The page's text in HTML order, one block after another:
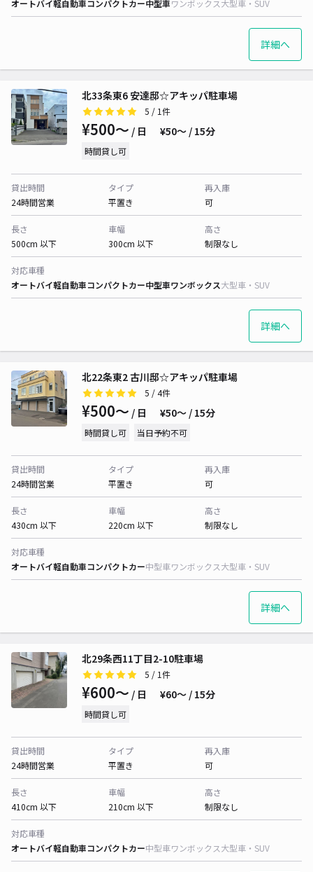
オートバイ軽自動車コンパクトカー中型車ワンボックス大型車・SUV
詳細へ
北33条東6 安達邸☆アキッパ駐車場
5 / 1件
¥500〜 / 日 ¥50〜 / 15分
時間貸し可
貸出時間
24時間営業
タイプ
平置き
再入庫
可
長さ
500cm 以下
車幅
300cm 以下
高さ
制限なし
対応車種
オートバイ軽自動車コンパクトカー中型車ワンボックス大型車・SUV
詳細へ
北22条東2 古川邸☆アキッパ駐車場
5 / 4件
¥500〜 / 日 ¥50〜 / 15分
時間貸し可 当日予約不可
貸出時間
24時間営業
タイプ
平置き
再入庫
可
長さ
430cm 以下
車幅
220cm 以下
高さ
制限なし
対応車種
オートバイ軽自動車コンパクトカー中型車ワンボックス大型車・SUV
詳細へ
北29条西11丁目2-10駐車場
5 / 1件
¥600〜 / 日 ¥60〜 / 15分
時間貸し可
貸出時間
24時間営業
タイプ
平置き
再入庫
可
長さ
410cm 以下
車幅
210cm 以下
高さ
制限なし
対応車種
オートバイ軽自動車コンパクトカー中型車ワンボックス大型車・SUV